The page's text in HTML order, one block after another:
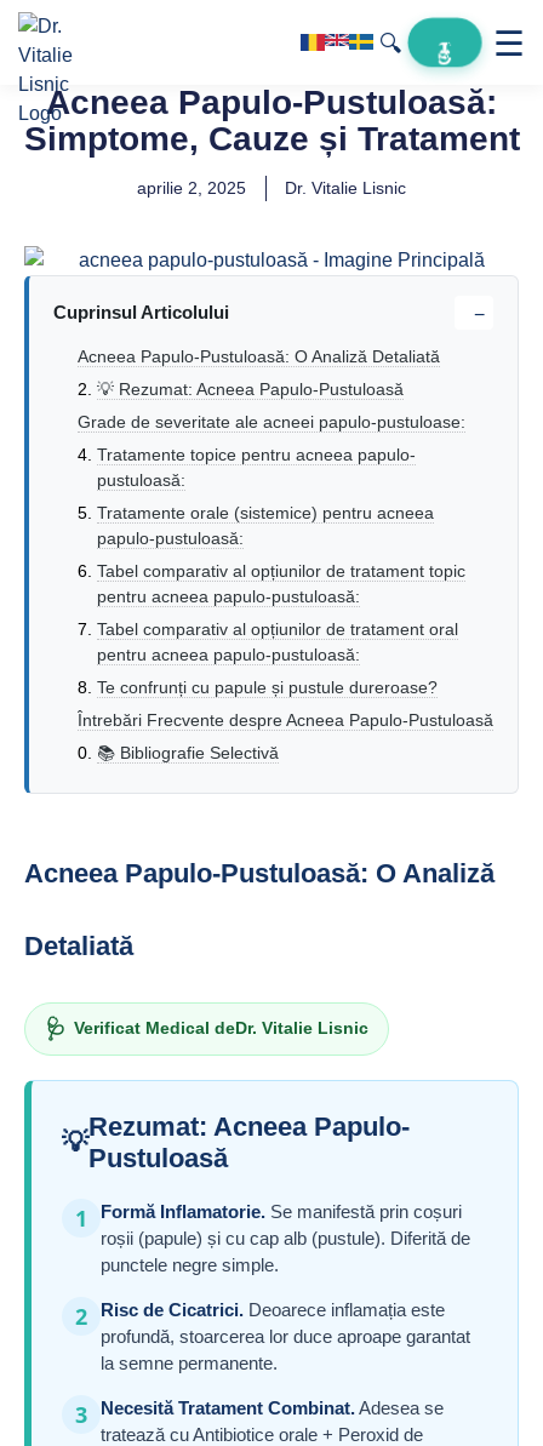
🔍 ☰
Acneea Papulo-Pustuloasă:
Simptome, Cauze și Tratament
aprilie 2, 2025 Dr. Vitalie Lisnic
Cuprinsul Articolului −
Acneea Papulo-Pustuloasă: O Analiză Detaliată
💡 Rezumat: Acneea Papulo-Pustuloasă
Grade de severitate ale acneei papulo-pustuloase:
Tratamente topice pentru acneea papulo-
pustuloasă:
Tratamente orale (sistemice) pentru acneea
papulo-pustuloasă:
Tabel comparativ al opțiunilor de tratament topic
pentru acneea papulo-pustuloasă:
Tabel comparativ al opțiunilor de tratament oral
pentru acneea papulo-pustuloasă:
Te confrunți cu papule și pustule dureroase?
Întrebări Frecvente despre Acneea Papulo-Pustuloasă
📚 Bibliografie Selectivă
Acneea Papulo-Pustuloasă: O Analiză
Detaliată
🩺 Verificat Medical deDr. Vitalie Lisnic
💡
Rezumat: Acneea Papulo-
Pustuloasă
1 Formă Inflamatorie. Se manifestă prin coșuri
roșii (papule) și cu cap alb (pustule). Diferită de
punctele negre simple.
2 Risc de Cicatrici. Deoarece inflamația este
profundă, stoarcerea lor duce aproape garantat
la semne permanente.
3 Necesită Tratament Combinat.Adesea se
tratează cu Antibiotice orale + Peroxid de